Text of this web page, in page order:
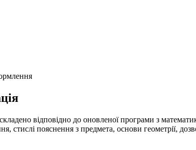
відповідно до оновленої програми з
стислі пояснення з предмета, основи геометрії,